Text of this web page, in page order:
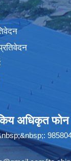
अधिकृत